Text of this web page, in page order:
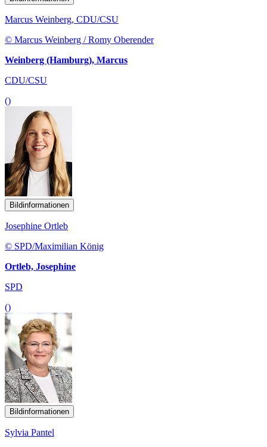
Marcus Weinberg, CDU/CSU
© Marcus Weinberg / Romy Oberender
Weinberg (Hamburg), Marcus
CDU/CSU
()
Bildinformationen
Josephine Ortleb
© SPD/Maximilian König
Ortleb, Josephine
SPD
()
Bildinformationen
Sylvia Pantel